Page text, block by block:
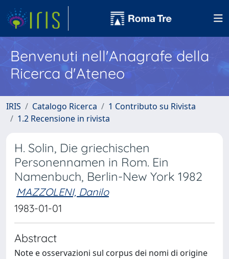
Benvenuti nell'Anagrafe della
Ricerca d'Ateneo
IRIS Catalogo Ricerca
1 Contributo su Rivista
1.2 Recensione in rivista
H. Solin, Die griechischen
Personennamen in Rom. Ein
Namenbuch, Berlin-New York 1982
MAZZOLENI, Danilo
1983-01-01
Abstract
Note e osservazioni sul corpus dei nomi di origine